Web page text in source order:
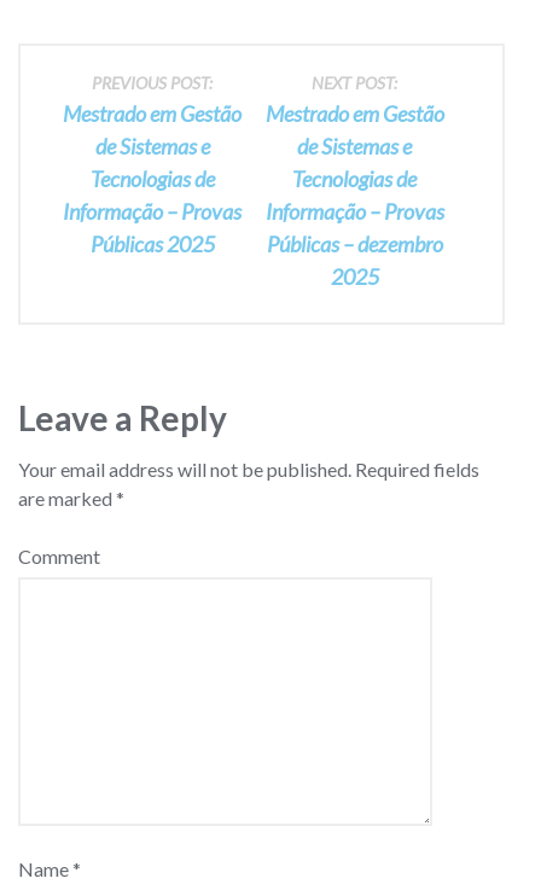
Post
navigation
PREVIOUS POST:
Mestrado em Gestão
de Sistemas e
Tecnologias de
Informação – Provas
Públicas 2025
NEXT POST:
Mestrado em Gestão
de Sistemas e
Tecnologias de
Informação – Provas
Públicas – dezembro
2025
Leave a Reply
Your email address will not be published. Required fields
are marked *
Comment
Name*